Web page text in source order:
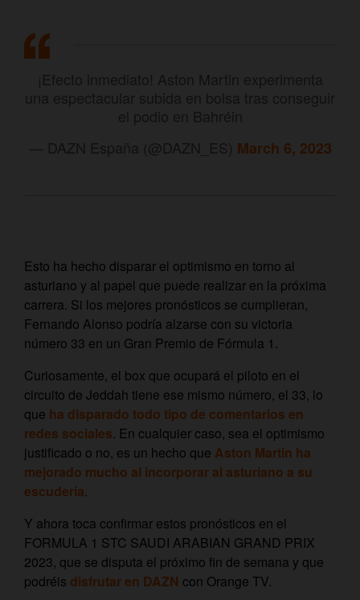
March 6, 2023
Esto ha hecho disparar el optimismo en torno al
asturiano y al papel que puede realizar en la próxima
carrera. Si los mejores pronósticos se cumplieran,
Fernando Alonso podría alzarse con su victoria
número 33 en un Gran Premio de Fórmula 1.
Curiosamente, el box que ocupará el piloto en el
circuito de Jeddah tiene ese mismo número, el 33, lo
que ha disparado todo tipo de comentarios en
redes sociales. En cualquier caso, sea el optimismo
justificado o no, es un hecho que Aston Martin ha
mejorado mucho al incorporar al asturiano a su
escudería.
Y ahora toca confirmar estos pronósticos en el
FORMULA 1 STC SAUDI ARABIAN GRAND PRIX
2023, que se disputa el próximo fin de semana y que
podréis disfrutar en DAZN con Orange TV.